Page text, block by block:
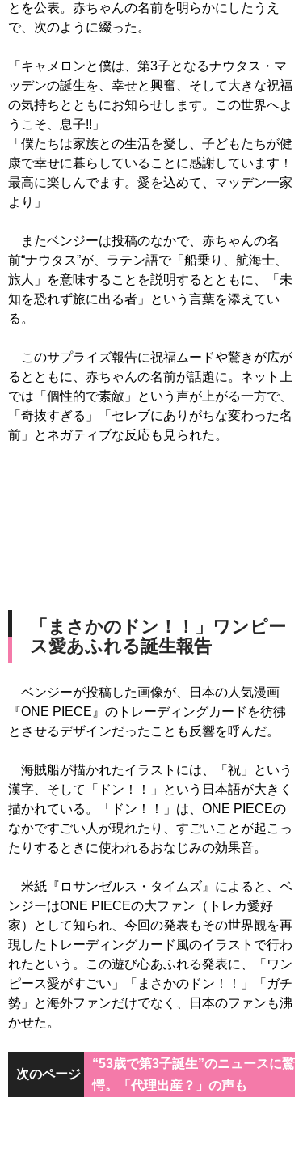
とを公表。赤ちゃんの名前を明らかにしたうえ
で、次のように綴った。
「キャメロンと僕は、第3子となるナウタス・マ
ッデンの誕生を、幸せと興奮、そして大きな祝福
の気持ちとともにお知らせします。この世界へよ
うこそ、息子!!」
「僕たちは家族との生活を愛し、子どもたちが健
康で幸せに暮らしていることに感謝しています！
最高に楽しんでます。愛を込めて、マッデン一家
より」
またベンジーは投稿のなかで、赤ちゃんの名
前“ナウタス”が、ラテン語で「船乗り、航海士、
旅人」を意味することを説明するとともに、「未
知を恐れず旅に出る者」という言葉を添えてい
る。
このサプライズ報告に祝福ムードや驚きが広が
るとともに、赤ちゃんの名前が話題に。ネット上
では「個性的で素敵」という声が上がる一方で、
「奇抜すぎる」「セレブにありがちな変わった名
前」とネガティブな反応も見られた。
「まさかのドン！！」ワンピー
ス愛あふれる誕生報告
ベンジーが投稿した画像が、日本の人気漫画
『ONE PIECE』のトレーディングカードを彷彿
とさせるデザインだったことも反響を呼んだ。
海賊船が描かれたイラストには、「祝」という
漢字、そして「ドン！！」という日本語が大きく
描かれている。「ドン！！」は、ONE PIECEの
なかですごい人が現れたり、すごいことが起こっ
たりするときに使われるおなじみの効果音。
米紙『ロサンゼルス・タイムズ』によると、ベ
ンジーはONE PIECEの大ファン（トレカ愛好
家）として知られ、今回の発表もその世界観を再
現したトレーディングカード風のイラストで行わ
れたという。この遊び心あふれる発表に、「ワン
ピース愛がすごい」「まさかのドン！！」「ガチ
勢」と海外ファンだけでなく、日本のファンも沸
かせた。
次のページ
“53歳で第3子誕生”のニュースに驚
愕。「代理出産？」の声も